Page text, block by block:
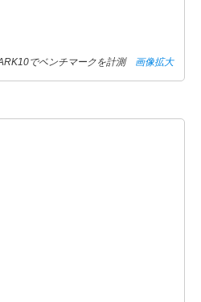
でベンチマークを計測 画像拡大